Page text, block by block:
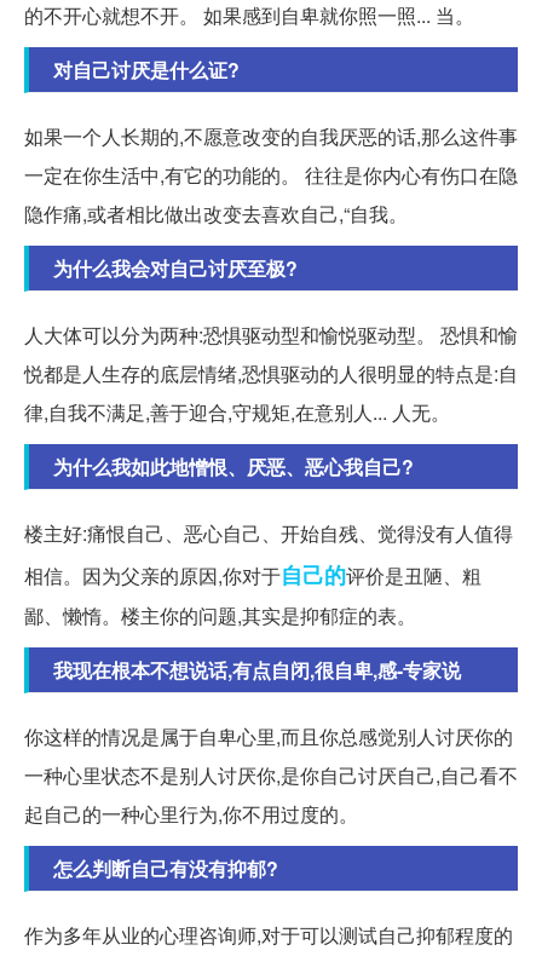
的不开心就想不开。 如果感到自卑就你照一照... 当。
对自己讨厌是什么证?
如果一个人长期的,不愿意改变的自我厌恶的话,那么这件事
一定在你生活中,有它的功能的。 往往是你内心有伤口在隐
隐作痛,或者相比做出改变去喜欢自己,“自我。
为什么我会对自己讨厌至极?
人大体可以分为两种:恐惧驱动型和愉悦驱动型。 恐惧和愉
悦都是人生存的底层情绪,恐惧驱动的人很明显的特点是:自
律,自我不满足,善于迎合,守规矩,在意别人... 人无。
为什么我如此地憎恨、厌恶、恶心我自己?
楼主好:痛恨自己、恶心自己、开始自残、觉得没有人值得
相信。因为父亲的原因,你对于自己的评价是丑陋、粗
鄙、懒惰。楼主你的问题,其实是抑郁症的表。
我现在根本不想说话,有点自闭,很自卑,感-专家说
你这样的情况是属于自卑心里,而且你总感觉别人讨厌你的
一种心里状态不是别人讨厌你,是你自己讨厌自己,自己看不
起自己的一种心里行为,你不用过度的。
怎么判断自己有没有抑郁?
作为多年从业的心理咨询师,对于可以测试自己抑郁程度的